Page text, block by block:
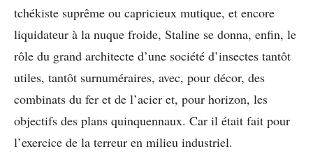
tchékiste suprême ou capricieux mutique, et encore
liquidateur à la nuque froide, Staline se donna, enfin, le
rôle du grand architecte d’une société d’insectes tantôt
utiles, tantôt surnuméraires, avec, pour décor, des
combinats du fer et de l’acier et, pour horizon, les
objectifs des plans quinquennaux. Car il était fait pour
l’exercice de la terreur en milieu industriel.